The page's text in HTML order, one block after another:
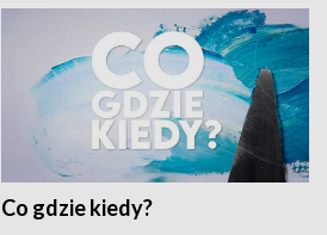
Co gdzie kiedy?